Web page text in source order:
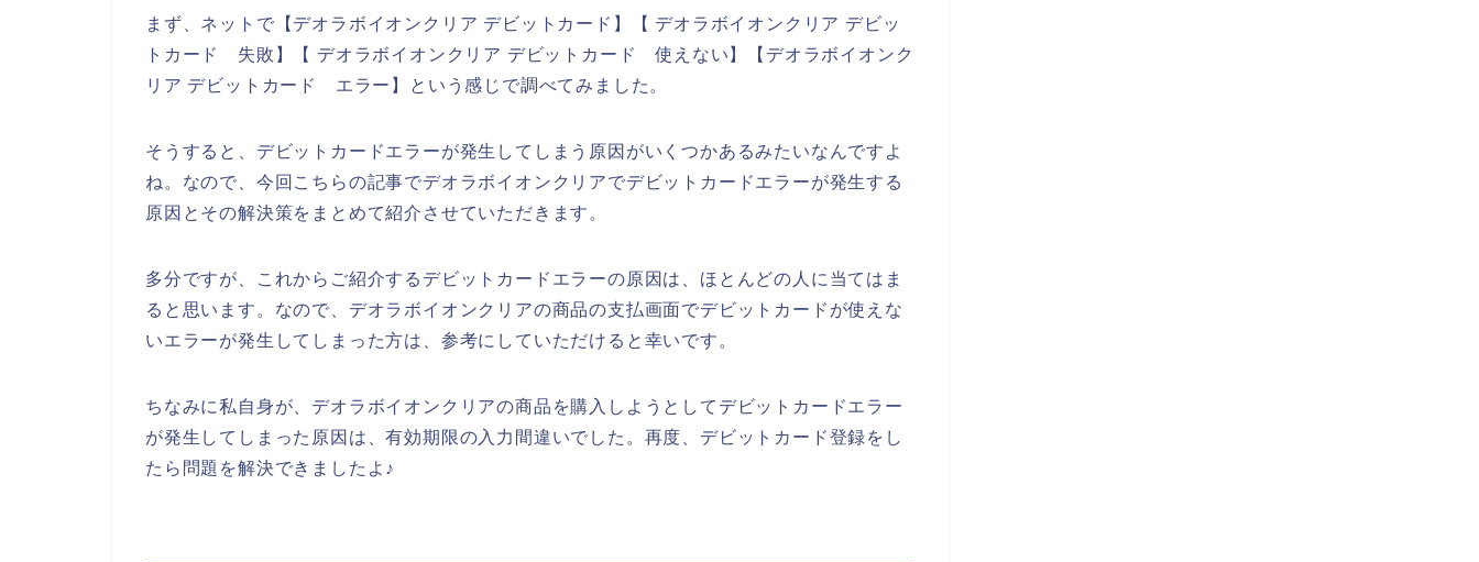
まず、ネットで【デオラボイオンクリア デビットカード】【 デオラボイオンクリア デビッ
トカード 失敗】【 デオラボイオンクリア デビットカード 使えない】【デオラボイオンク
リア デビットカード エラー】という感じで調べてみました。
そうすると、デビットカードエラーが発生してしまう原因がいくつかあるみたいなんですよ
ね。なので、今回こちらの記事でデオラボイオンクリアでデビットカードエラーが発生する
原因とその解決策をまとめて紹介させていただきます。
多分ですが、これからご紹介するデビットカードエラーの原因は、ほとんどの人に当てはま
ると思います。なので、デオラボイオンクリアの商品の支払画面でデビットカードが使えな
いエラーが発生してしまった方は、参考にしていただけると幸いです。
ちなみに私自身が、デオラボイオンクリアの商品を購入しようとしてデビットカードエラー
が発生してしまった原因は、有効期限の入力間違いでした。再度、デビットカード登録をし
たら問題を解決できましたよ♪